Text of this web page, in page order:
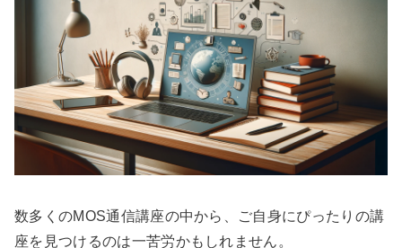
数多くのMOS通信講座の中から、ご自身にぴったりの講
座を見つけるのは一苦労かもしれません。